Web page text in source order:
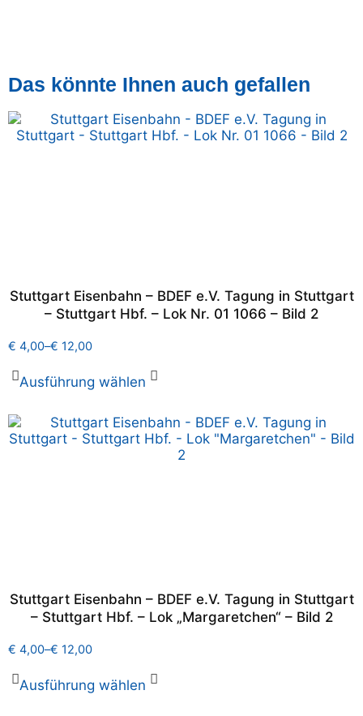
Das könnte Ihnen auch gefallen
Stuttgart Eisenbahn – BDEF e.V. Tagung in Stuttgart
– Stuttgart Hbf. – Lok Nr. 01 1066 – Bild 2
€ 4,00–€ 12,00
Ausführung wählen
Stuttgart Eisenbahn – BDEF e.V. Tagung in Stuttgart
– Stuttgart Hbf. – Lok „Margaretchen“ – Bild 2
€ 4,00–€ 12,00
Ausführung wählen